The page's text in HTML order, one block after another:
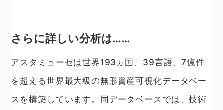
さらに詳しい分析は……
アスタミューゼは世界193ヵ国、39言語、7億件
を超える世界最大級の無形資産可視化データベー
スを構築しています。同データベースでは、技術